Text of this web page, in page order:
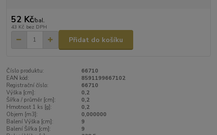
52 Kč/bal.
43 Kč bez DPH
Přidat do košíku
Číslo produktu:
66710
EAN kód:
8591199667102
Registrační číslo:
66710
Výška [cm]:
0,2
Šířka / průměr [cm]:
0,2
Hmotnost 1 ks [g]:
0,2
Objem [m3]:
0,000000
Balení Výška [cm]:
9
Balení Šířka [cm]:
9